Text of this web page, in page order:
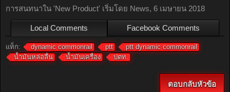
การสนทนาใน 'New Product' เริ่มโดย News, 6 เมษายน 2018
Local Comments Facebook Comments
แท็ก: dynamic commonrail ptt
ptt dynamic commonrail
น้ำมันหล่อลื่น
น้ำมันเครื่อง ปตท.
ตอบกลับหัวข้อ